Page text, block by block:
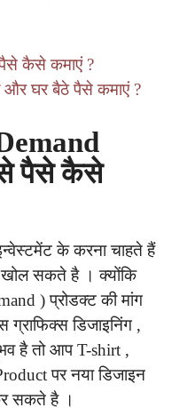
कैसे कमाएं ?
और घर बैठे पैसे कमाएं ?
से पैसे कैसे
के करना चाहते हैं
खोल सकते है । क्योंकि
) प्रोडक्ट की मांग
डिजाइनिंग ,
है तो आप T-shirt ,
पर नया डिजाइन
सकते है ।